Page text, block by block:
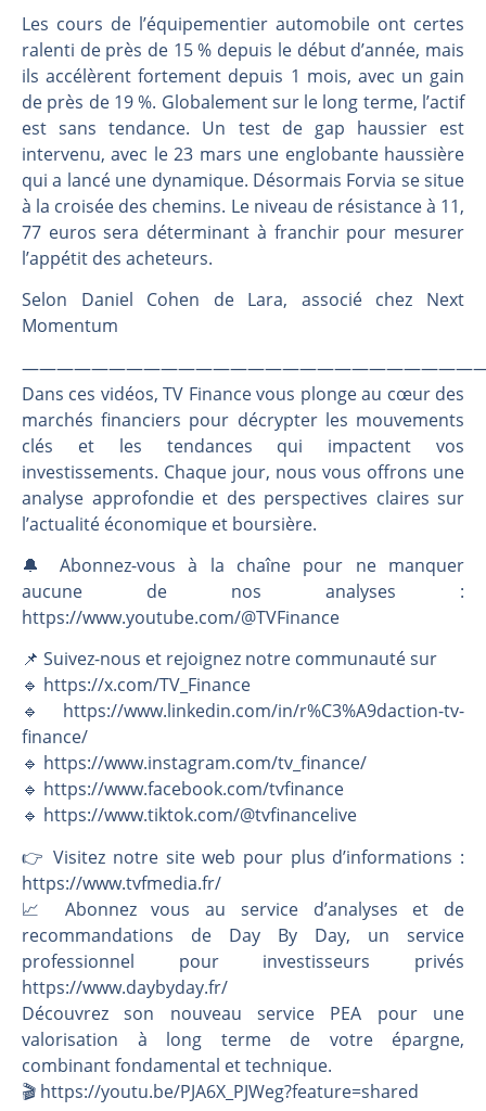
Pourquoi le monde entier vacille en même temps cette semaine ? | par Louis-Antoine Michelet
STMICROELECTRONICS : Correction probable | Denis Desclos – Market Movers
Les cours de l’équipementier automobile ont certes
ralenti de près de 15 % depuis le début d’année, mais
ils accélèrent fortement depuis 1 mois, avec un gain
de près de 19 %. Globalement sur le long terme, l’actif
est sans tendance. Un test de gap haussier est
intervenu, avec le 23 mars une englobante haussière
qui a lancé une dynamique. Désormais Forvia se situe
à la croisée des chemins. Le niveau de résistance à 11,
77 euros sera déterminant à franchir pour mesurer
l’appétit des acheteurs.
Selon Daniel Cohen de Lara, associé chez Next
Momentum
Dans ces vidéos, TV Finance vous plonge au cœur des
marchés financiers pour décrypter les mouvements
clés et les tendances qui impactent vos
investissements. Chaque jour, nous vous offrons une
analyse approfondie et des perspectives claires sur
l’actualité économique et boursière.
🔔 Abonnez-vous à la chaîne pour ne manquer
aucune de nos analyses :
https://www.youtube.com/@TVFinance
📌 Suivez-nous et rejoignez notre communauté sur
🔹 https://x.com/TV_Finance
🔹 https://www.linkedin.com/in/r%C3%A9daction-tv-
finance/
🔹 https://www.instagram.com/tv_finance/
🔹 https://www.facebook.com/tvfinance
🔹 https://www.tiktok.com/@tvfinancelive
👉️ Visitez notre site web pour plus d’informations :
https://www.tvfmedia.fr/
📈 Abonnez vous au service d’analyses et de
recommandations de Day By Day, un service
professionnel pour investisseurs privés
https://www.daybyday.fr/
Découvrez son nouveau service PEA pour une
valorisation à long terme de votre épargne,
combinant fondamental et technique.
🎬️ https://youtu.be/PJA6X_PJWeg?feature=shared